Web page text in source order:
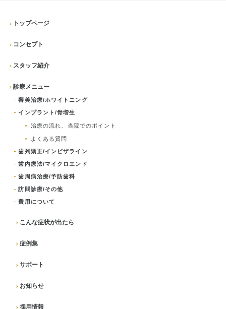
トップページ
コンセプト
スタッフ紹介
診療メニュー
審美治療/ホワイトニング
インプラント/骨増生
治療の流れ、当院でのポイント
よくある質問
歯列矯正/インビザライン
歯内療法/マイクロエンド
歯周病治療/予防歯科
訪問診療/その他
費用について
こんな症状が出たら
症例集
サポート
お知らせ
採用情報